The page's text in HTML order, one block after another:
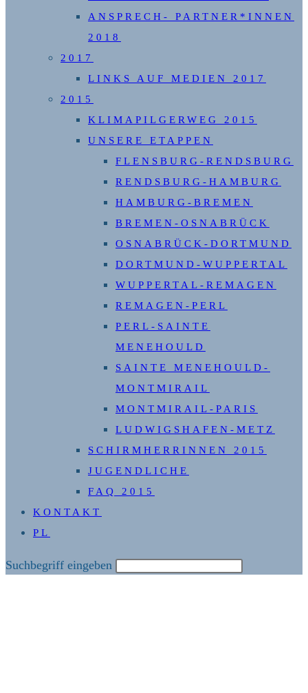
ANSPRECH- PARTNER*INNEN
2018
2017
LINKS AUF MEDIEN 2017
2015
KLIMAPILGERWEG 2015
UNSERE ETAPPEN
FLENSBURG-RENDSBURG
RENDSBURG-HAMBURG
HAMBURG-BREMEN
BREMEN-OSNABRÜCK
OSNABRÜCK-DORTMUND
DORTMUND-WUPPERTAL
WUPPERTAL-REMAGEN
REMAGEN-PERL
PERL-SAINTE
MENEHOULD
SAINTE MENEHOULD-
MONTMIRAIL
MONTMIRAIL-PARIS
LUDWIGSHAFEN-METZ
SCHIRMHERRINNEN 2015
JUGENDLICHE
FAQ 2015
KONTAKT
PL
Diese
Suchbegriff eingeben